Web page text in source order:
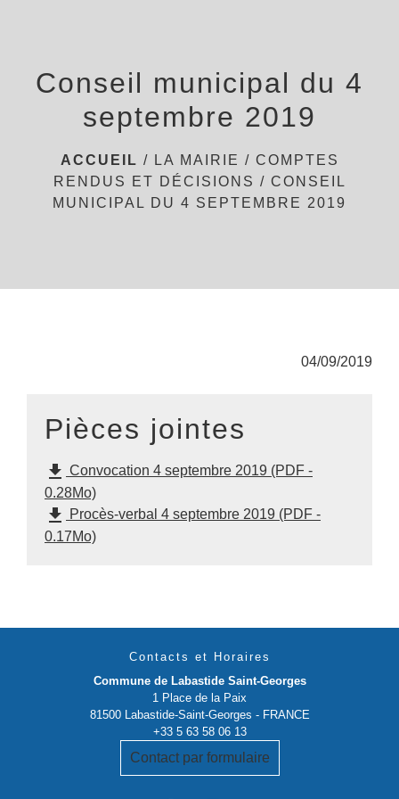
Conseil municipal du 4
septembre 2019
ACCUEIL / LA MAIRIE / COMPTES
RENDUS ET DÉCISIONS / CONSEIL
MUNICIPAL DU 4 SEPTEMBRE 2019
04/09/2019
Pièces jointes
file_download Convocation 4 septembre 2019 (PDF -
0.28Mo)
file_download
Procès-verbal 4 septembre 2019 (PDF -
0.17Mo)
Contacts et Horaires
Commune de Labastide Saint-Georges
1 Place de la Paix
81500 Labastide-Saint-Georges - FRANCE
+33 5 63 58 06 13
Contact par formulaire